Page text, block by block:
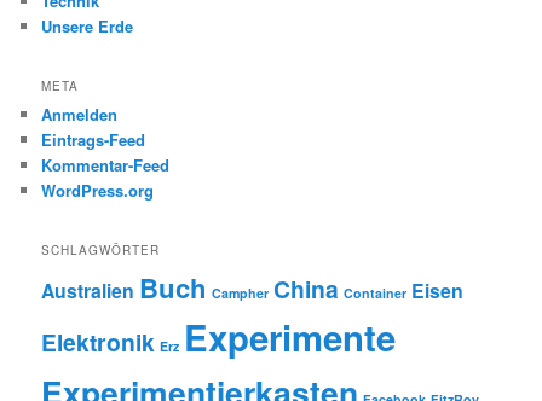
Unsere Erde
META
Anmelden
Eintrags-Feed
Kommentar-Feed
WordPress.org
SCHLAGWÖRTER
Australien Buch Campher China Container Eisen
Elektronik Erz Experimente
Experimentierkasten